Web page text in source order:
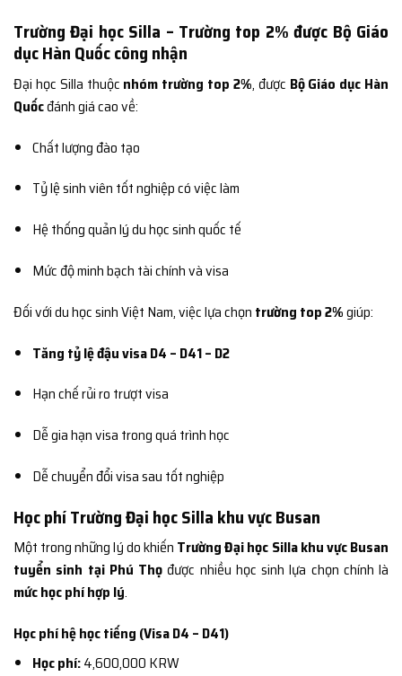
Trường Đại học Silla – Trường top 2% được Bộ Giáo
dục Hàn Quốc công nhận
Đại học Silla thuộc nhóm trường top 2%, được Bộ Giáo dục Hàn
Quốcđánh giá cao về:
Chất lượng đào tạo
Tỷ lệ sinh viên tốt nghiệp có việc làm
Hệ thống quản lý du học sinh quốc tế
Mức độ minh bạch tài chính và visa
Đối với du học sinh Việt Nam, việc lựa chọn trường top 2%giúp:
Tăng tỷ lệ đậu visa D4 – D41 – D2
Hạn chế rủi ro trượt visa
Dễ gia hạn visa trong quá trình học
Dễ chuyển đổi visa sau tốt nghiệp
Học phí Trường Đại học Silla khu vực Busan
Một trong những lý do khiến Trường Đại học Silla khu vực Busan
tuyển sinh tại Phú Thọ được nhiều học sinh lựa chọn chính là
mức học phí hợp lý.
Học phí hệ học tiếng (Visa D4 – D41)
Học phí:4,600,000 KRW